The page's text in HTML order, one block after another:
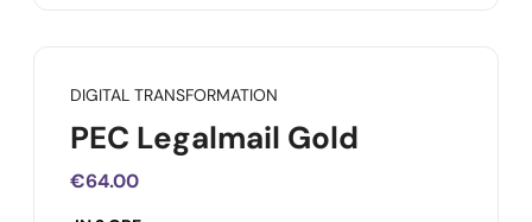
DIGITAL TRANSFORMATION
PEC Legalmail Gold
€64.00